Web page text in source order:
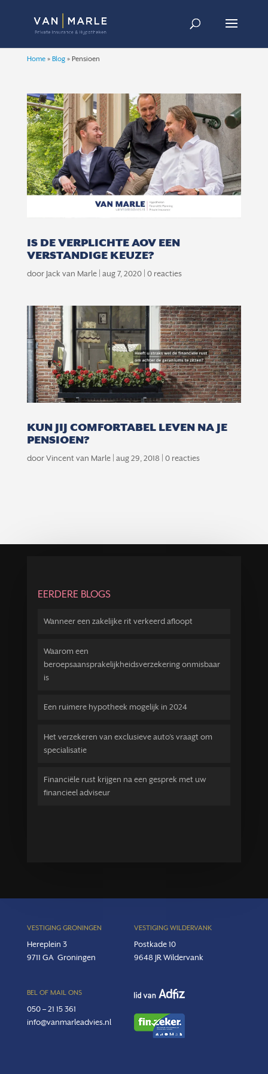
Home» Blog» Pensioen
IS DE VERPLICHTE AOV EEN
VERSTANDIGE KEUZE?
door Jack van Marle| aug 7, 2020| 0 reacties
KUN JIJ COMFORTABEL LEVEN NA JE
PENSIOEN?
door Vincent van Marle| aug 29, 2018 | 0 reacties
EERDERE BLOGS
Wanneer een zakelijke rit verkeerd afloopt
Waarom een
beroepsaansprakelijkheidsverzekering onmisbaar
is
Een ruimere hypotheek mogelijk in 2024
Het verzekeren van exclusieve auto’s vraagt om
specialisatie
Financiële rust krijgen na een gesprek met uw
financieel adviseur
VESTIGING GRONINGEN
Hereplein 3
9711 GA Groningen
VESTIGING WILDERVANK
Postkade 10
9648 JR Wildervank
BEL OF MAIL ONS
050 – 21 15 361
info@vanmarleadvies.nl